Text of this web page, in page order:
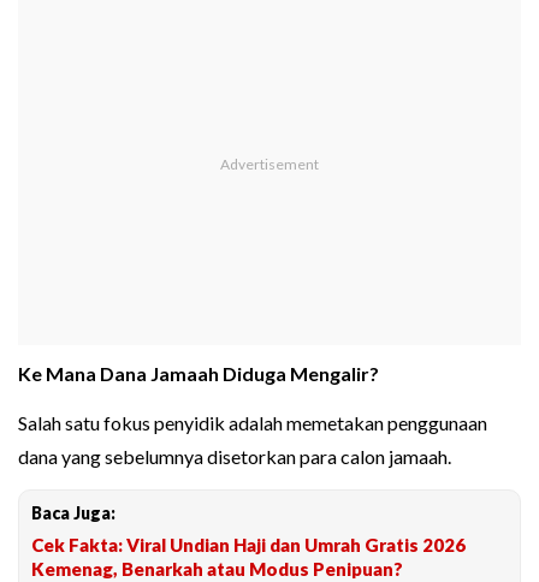
Ke Mana Dana Jamaah Diduga Mengalir?
Salah satu fokus penyidik adalah memetakan penggunaan
dana yang sebelumnya disetorkan para calon jamaah.
Baca Juga:
Cek Fakta: Viral Undian Haji dan Umrah Gratis 2026
Kemenag, Benarkah atau Modus Penipuan?